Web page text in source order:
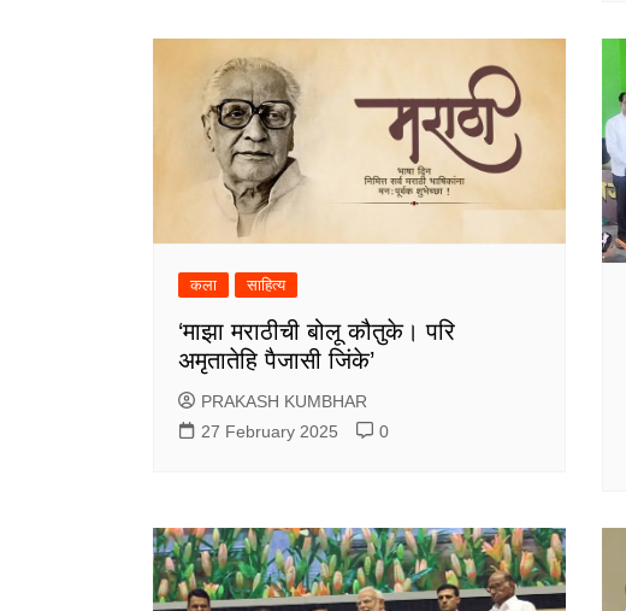
कला साहित्य
‘माझा मराठीची बोलू कौतुके। परि
अमृतातेहि पैजासी जिंके’
PRAKASH KUMBHAR
27 February 2025
0